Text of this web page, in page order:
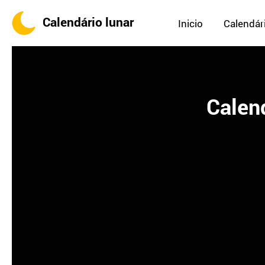
Calendário lunar Inicio